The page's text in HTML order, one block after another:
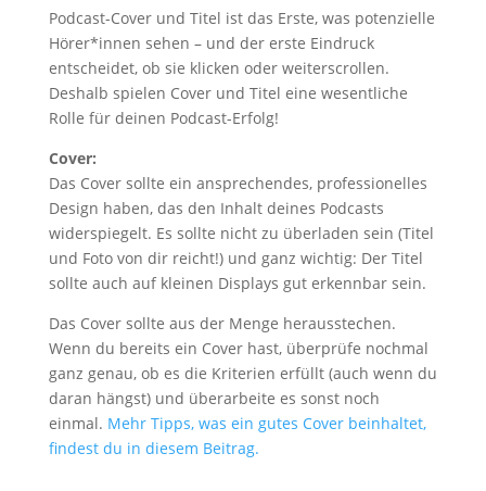
Podcast-Cover und Titel ist das Erste, was potenzielle
Hörer*innen sehen – und der erste Eindruck
entscheidet, ob sie klicken oder weiterscrollen.
Deshalb spielen Cover und Titel eine wesentliche
Rolle für deinen Podcast-Erfolg!
Cover:
Das Cover sollte ein ansprechendes, professionelles
Design haben, das den Inhalt deines Podcasts
widerspiegelt. Es sollte nicht zu überladen sein (Titel
und Foto von dir reicht!) und ganz wichtig: Der Titel
sollte auch auf kleinen Displays gut erkennbar sein.
Das Cover sollte aus der Menge herausstechen.
Wenn du bereits ein Cover hast, überprüfe nochmal
ganz genau, ob es die Kriterien erfüllt (auch wenn du
daran hängst) und überarbeite es sonst noch
einmal. Mehr Tipps, was ein gutes Cover beinhaltet,
findest du in diesem Beitrag.